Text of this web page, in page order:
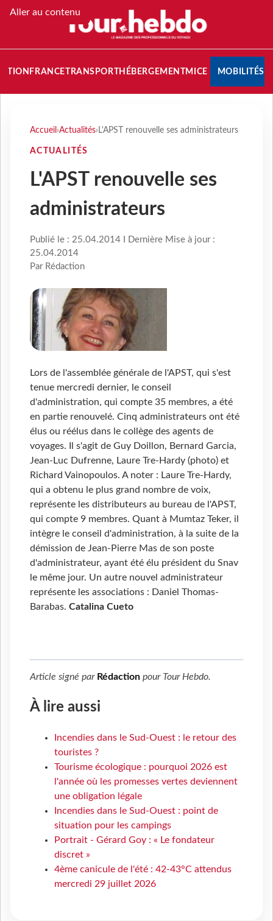
Aller au contenu
FRANCETRANSPORT HÉBERGEMENTMICE MOBILITÉS
Accueil ›Actualités› L'APST renouvelle ses administrateurs
ACTUALITÉS
L'APST renouvelle ses
administrateurs
Publié le : 25.04.2014 I Dernière Mise à jour :
25.04.2014
Par Rédaction
Lors de l'assemblée générale de l'APST, qui s'est
tenue mercredi dernier, le conseil
d'administration, qui compte 35 membres, a été
en partie renouvelé. Cinq administrateurs ont été
élus ou réélus dans le collège des agents de
voyages. Il s'agit de Guy Doillon, Bernard Garcia,
Jean-Luc Dufrenne, Laure Tre-Hardy (photo) et
Richard Vainopoulos. A noter : Laure Tre-Hardy,
qui a obtenu le plus grand nombre de voix,
représente les distributeurs au bureau de l'APST,
qui compte 9 membres. Quant à Mumtaz Teker, il
intègre le conseil d'administration, à la suite de la
démission de Jean-Pierre Mas de son poste
d'administrateur, ayant été élu président du Snav
le même jour. Un autre nouvel administrateur
représente les associations : Daniel Thomas-
Barabas. Catalina Cueto
Article signé par Rédaction pour Tour Hebdo.
À lire aussi
Incendies dans le Sud-Ouest : le retour des
touristes ?
Tourisme écologique : pourquoi 2026 est
l'année où les promesses vertes deviennent
une obligation légale
Incendies dans le Sud-Ouest : point de
situation pour les campings
Portrait - Gérard Goy : « Le fondateur
discret »
4ème canicule de l'été : 42-43°C attendus
mercredi 29 juillet 2026